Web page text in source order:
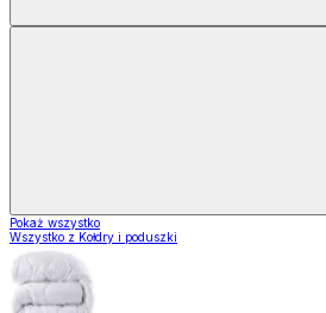
Pokaż wszystko
Wszystko z Kołdry i poduszki